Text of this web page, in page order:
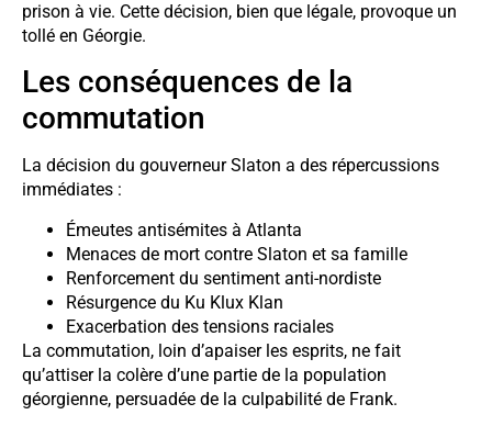
prison à vie. Cette décision, bien que légale, provoque un
tollé en Géorgie.
Les conséquences de la
commutation
La décision du gouverneur Slaton a des répercussions
immédiates :
Émeutes antisémites à Atlanta
Menaces de mort contre Slaton et sa famille
Renforcement du sentiment anti-nordiste
Résurgence du Ku Klux Klan
Exacerbation des tensions raciales
La commutation, loin d’apaiser les esprits, ne fait
qu’attiser la colère d’une partie de la population
géorgienne, persuadée de la culpabilité de Frank.